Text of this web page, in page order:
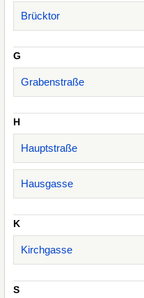
Brücktor
G
Grabenstraße
H
Hauptstraße
Hausgasse
K
Kirchgasse
S